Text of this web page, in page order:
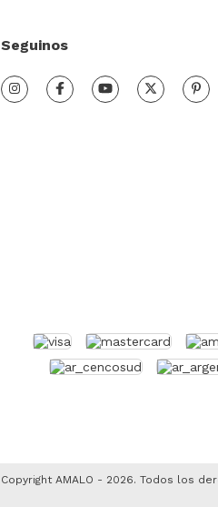
Seguinos
Copyright AMALO - 2026. Todos los